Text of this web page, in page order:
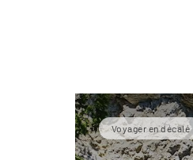
Voyager en décalé